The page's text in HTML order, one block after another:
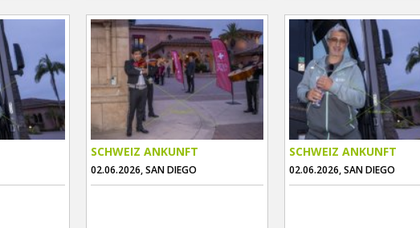
SCHWEIZ ANKUNFT
02.06.2026, SAN DIEGO
SCHWEIZ ANKUNFT
02.06.2026, SAN DIEGO